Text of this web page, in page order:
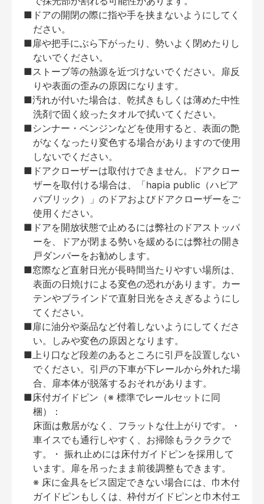
■ドアの開閉の際に指や手を挟まないようにしてく
ださい。
■扉や把手にぶら下がったり、勢いよく閉めたりし
ないでください。
■ストーブ等の熱源を近づけないでください。扉反
りや表面の歪みの原因になります。
■汚れが付いた場合は、乾拭きもしくは薄めた中性
洗剤で固く絞ったタオルで拭いてください。
■シンナー・ベンジンなどを使用すると、表面の艶
がなくなったり変色する場合がありますので使用
しないでください。
■ドアクローザーは取付けできません。ドアクロー
ザーを取付ける場合は、「hapia public（ハピア
パブリック）」のドアおよびドアクローザーをご
使用ください。
■ドアを開放状態で止めるには弊社のドアストッパ
ーを、ドアが閉まる勢いを緩めるには弊社の開き
戸ダンパーをお勧めします。
■窓際など直射日光が長時間当たりやすい場所は、
表面の日焼けによる変色の恐れがあります。カー
テンやブラインドで直射日光をさえぎるようにし
てください。
■扉に油分や薬品など付着しないようにしてくださ
い。しみや変色の原因となります。
■上り口など段差のあるところに引戸を設置しない
でください。引戸の下車が下レールから外れた場
合、扉本体が脱落するおそれがあります。
■床付ガイドピン（※ 標準でレールセットに同
梱）：
床面は敷居がなく、フラットな仕上がりです。・
車イスでも通行しやすく、お掃除もラクラクで
す。・ 振れ止めには床付ガイドピンを採用して
います。扉を吊ったまま前後調整もできます。
※ 床に金具をビス固定できない場合には、巾木付
ガイドピンもしくは、枠付ガイドピンと巾木付エ